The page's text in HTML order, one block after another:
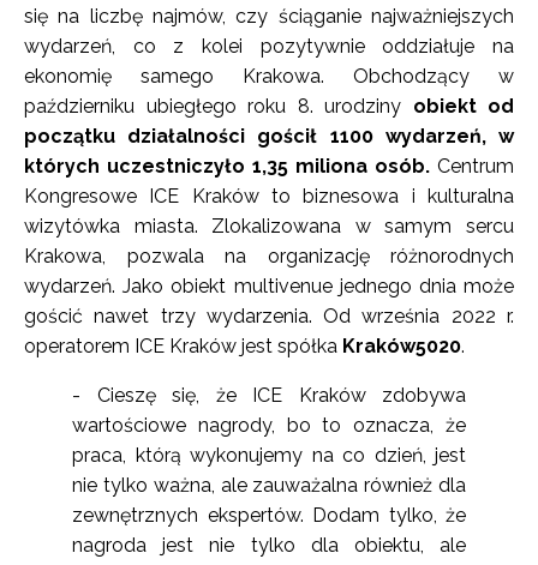
się na liczbę najmów, czy ściąganie najważniejszych
wydarzeń, co z kolei pozytywnie oddziałuje na
ekonomię samego Krakowa. Obchodzący w
październiku ubiegłego roku 8. urodziny obiekt od
początku działalności gościł 1100 wydarzeń, w
których uczestniczyło 1,35 miliona osób. Centrum
Kongresowe ICE Kraków to biznesowa i kulturalna
wizytówka miasta. Zlokalizowana w samym sercu
Krakowa, pozwala na organizację różnorodnych
wydarzeń. Jako obiekt multivenue jednego dnia może
gościć nawet trzy wydarzenia. Od września 2022 r.
operatorem ICE Kraków jest spółka Kraków5020.
- Cieszę się, że ICE Kraków zdobywa
wartościowe nagrody, bo to oznacza, że
praca, którą wykonujemy na co dzień, jest
nie tylko ważna, ale zauważalna również dla
zewnętrznych ekspertów. Dodam tylko, że
nagroda jest nie tylko dla obiektu, ale